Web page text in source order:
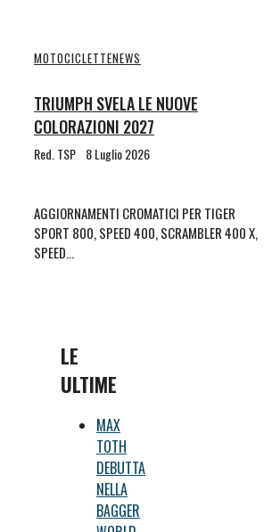
MOTOCICLETTENEWS
TRIUMPH SVELA LE NUOVE
COLORAZIONI 2027
Red. TSP 8 Luglio 2026
AGGIORNAMENTI CROMATICI PER TIGER
SPORT 800, SPEED 400, SCRAMBLER 400 X,
SPEED…
LE
ULTIME
MAX
TOTH
DEBUTTA
NELLA
BAGGER